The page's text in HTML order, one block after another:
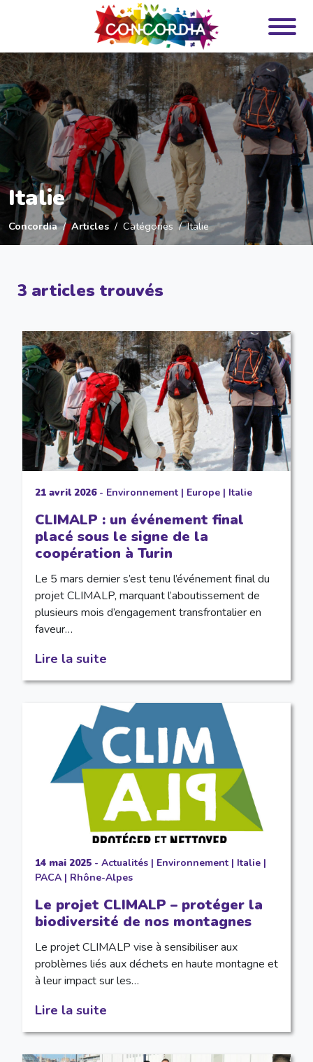
Italie
Concordia Articles Catégories Italie
3 articles trouvés
21 avril 2026- Environnement| Europe| Italie
CLIMALP : un événement final
placé sous le signe de la
coopération à Turin
Le 5 mars dernier s’est tenu l’événement final du
projet CLIMALP, marquant l’aboutissement de
plusieurs mois d’engagement transfrontalier en
faveur…
Lire la suite
14 mai 2025- Actualités| Environnement| Italie|
PACA| Rhône-Alpes
Le projet CLIMALP – protéger la
biodiversité de nos montagnes
Le projet CLIMALP vise à sensibiliser aux
problèmes liés aux déchets en haute montagne et
à leur impact sur les…
Lire la suite
Panneau de gestion des cookies